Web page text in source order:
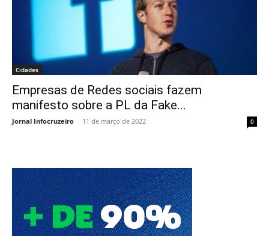
Cidades
Empresas de Redes sociais fazem
manifesto sobre a PL da Fake...
Jornal Infocruzeiro - 11 de março de 2022 0